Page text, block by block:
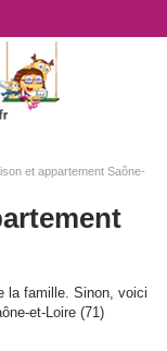
et appartement Saône-
la famille. Sinon, voici
et-Loire (71)